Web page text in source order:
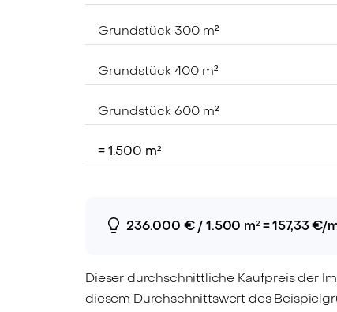
Grundstück 300 m²
Grundstück 400 m²
Grundstück 600 m²
= 1.500 m²
236.000 € / 1.500 m² = 157,33 €/
Dieser durchschnittliche Kaufpreis der
diesem Durchschnittswert des